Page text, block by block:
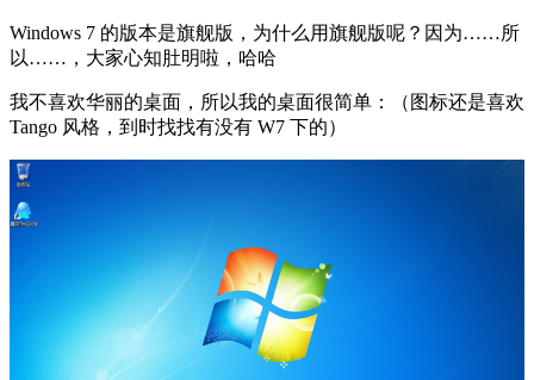
Windows 7 的版本是旗舰版，为什么用旗舰版呢？因为……所
以……，大家心知肚明啦，哈哈
我不喜欢华丽的桌面，所以我的桌面很简单：（图标还是喜欢
Tango 风格，到时找找有没有 W7 下的）